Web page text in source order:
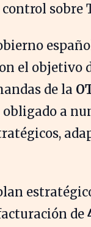
sobre
el objetivo
de la
a
de